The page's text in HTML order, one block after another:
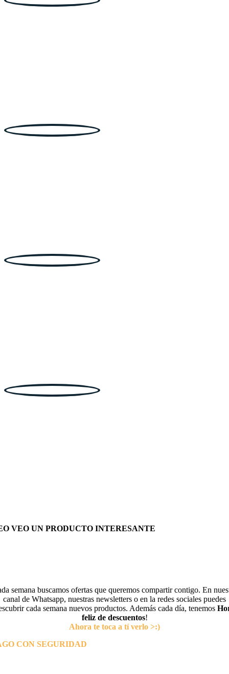
VEO UN PRODUCTO INTERESANTE
semana buscamos ofertas que queremos compartir contigo. En
canal de Whatsapp, nuestras newsletters o en la redes sociales puedes
cada semana nuevos productos. Además cada día, tenemos
feliz de descuentos!
Ahora te toca a tí verlo >:)
CON SEGURIDAD